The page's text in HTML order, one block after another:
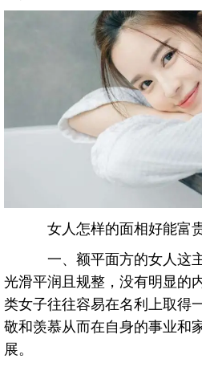
女人怎样的面相好能富
一、额平面方的女人这
光滑平润且规整，没有明显的
类女子往往容易在名利上取得
敬和羡慕从而在自身的事业和
展。